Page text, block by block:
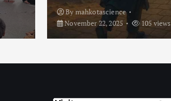
By mahkotascience
November 22, 2025
105 views